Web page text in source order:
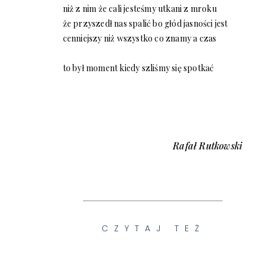
niż z nim że cali jesteśmy utkani z mroku
że przyszedł nas spalić bo głód jasności jest
cenniejszy niż wszystko co znamy a czas
to był moment kiedy szliśmy się spotkać
Rafał Rutkowski
CZYTAJ TEŻ